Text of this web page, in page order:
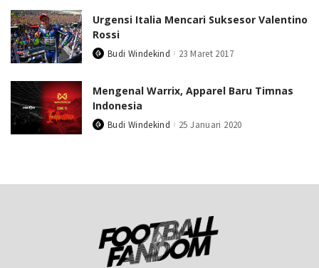
Urgensi Italia Mencari Suksesor Valentino
Rossi
PostedBudi Windekind 23 Maret 2017
Mengenal Warrix, Apparel Baru Timnas
Indonesia
PostedBudi Windekind 25 Januari 2020